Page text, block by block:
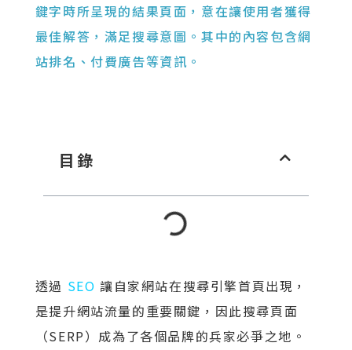
鍵字時所呈現的結果頁面，意在讓使用者獲得
最佳解答，滿足搜尋意圖。其中的內容包含網
站排名、付費廣告等資訊。
目錄
透過 SEO 讓自家網站在搜尋引擎首頁出現，
是提升網站流量的重要關鍵，因此搜尋頁面
（SERP）成為了各個品牌的兵家必爭之地。